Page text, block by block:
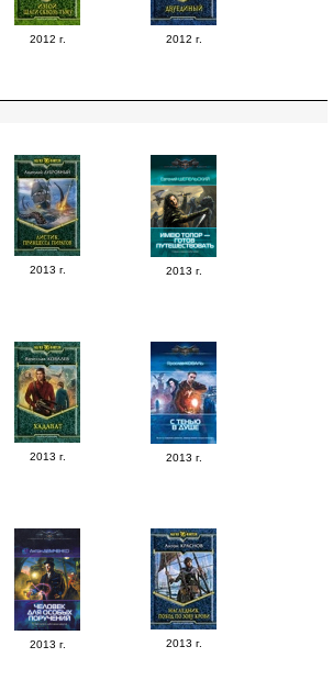
2012 г. 2012 г.
2013 г. 2013 г.
2013 г. 2013 г.
2013 г. 2013 г.